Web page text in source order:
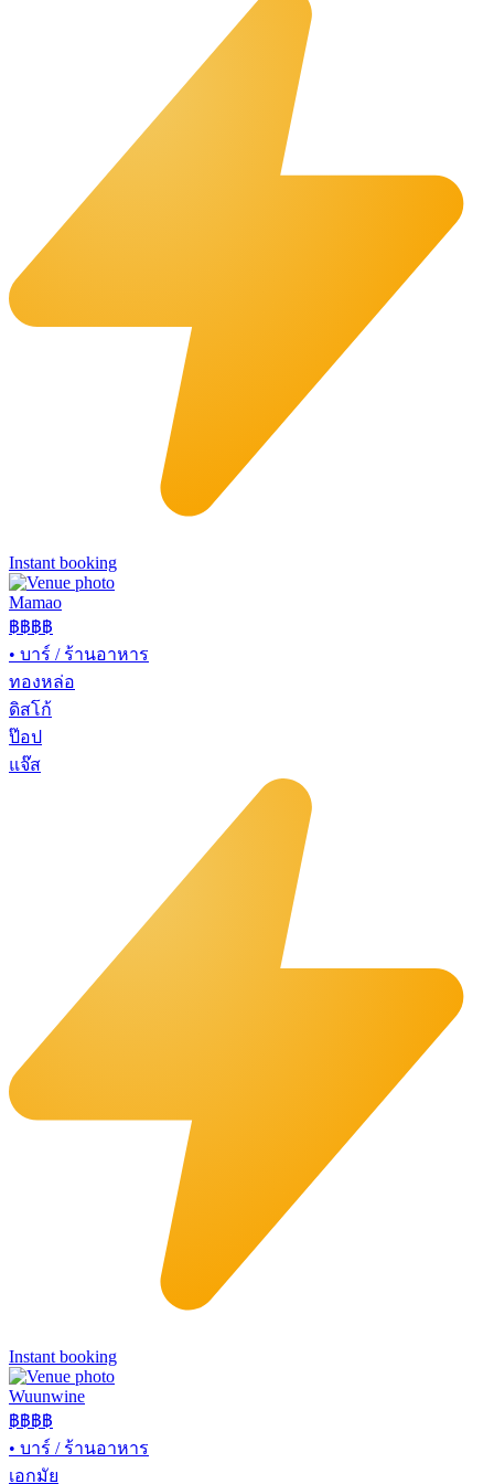
Instant booking
Mamao
฿฿฿฿
• บาร์ / ร้านอาหาร
ทองหล่อ
ดิสโก้
ป๊อป
แจ๊ส
Instant booking
Wuunwine
฿฿฿฿
• บาร์ / ร้านอาหาร
เอกมัย